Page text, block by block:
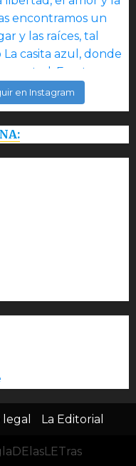
en Instagram
legal La Editorial